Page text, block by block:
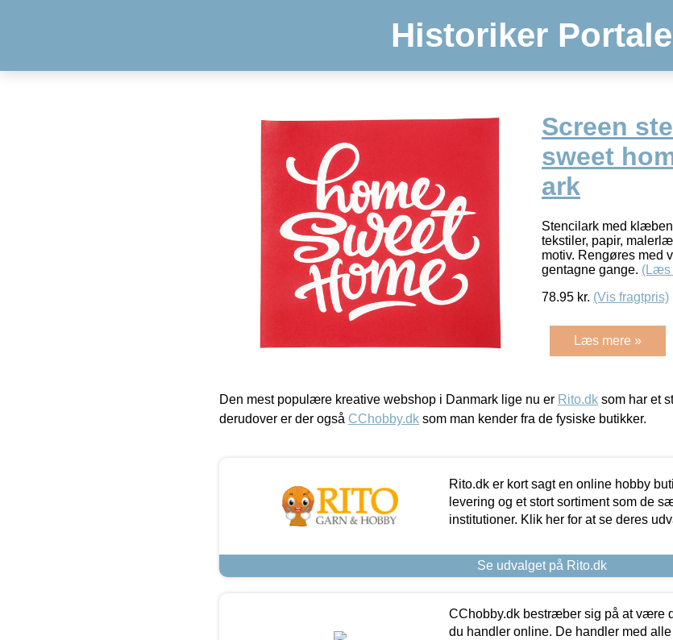
Historiker
Screen
sweet
ark
Stencilark med
tekstiler, papir,
motiv. Rengøres med
gentagne gange. (Læs
78.95 kr. (Vis fragtpris)
Læs mere »
Den mest populære kreative webshop i Danmark lige nu er Rito.dk som har et
derudover er der også CChobby.dk som man kender fra de fysiske butikker.
Rito.dk er kort sagt en online hobby
levering og et stort sortiment som de
institutioner. Klik her for at se deres
Se udvalget på Rito.dk
CChobby.dk bestræber sig på at være
du handler online. De handler med